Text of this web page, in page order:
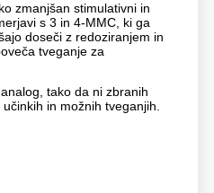
zmanjšan stimulativni in
s 3 in 4-MMC, ki ga
doseči z redoziranjem in
tveganje za
tako da ni zbranih
in možnih tveganjih.